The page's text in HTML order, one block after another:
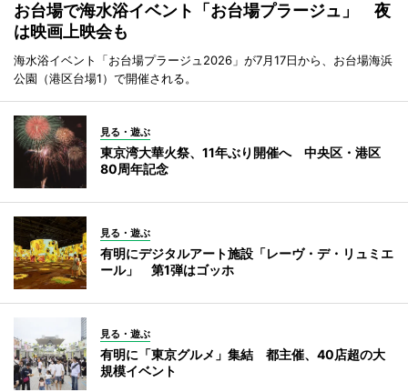
お台場で海水浴イベント「お台場プラージュ」 夜
は映画上映会も
海水浴イベント「お台場プラージュ2026」が7月17日から、お台場海浜
公園（港区台場1）で開催される。
見る・遊ぶ
東京湾大華火祭、11年ぶり開催へ 中央区・港区
80周年記念
見る・遊ぶ
有明にデジタルアート施設「レーヴ・デ・リュミエ
ール」 第1弾はゴッホ
見る・遊ぶ
有明に「東京グルメ」集結 都主催、40店超の大
規模イベント